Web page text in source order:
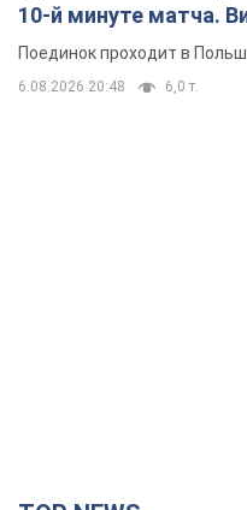
10-й минуте матча.
Поединок проходит в
6.08.2026 20:48 6,0 т.